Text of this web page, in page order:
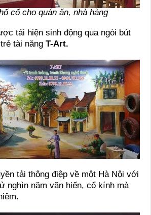
cổ cho quán ăn, nhà hàng
tái hiện sinh động qua ngòi bút
tài năngT-Art.
tải thông điệp về một Hà Nội với
nghìn năm văn hiến, cổ kính mà